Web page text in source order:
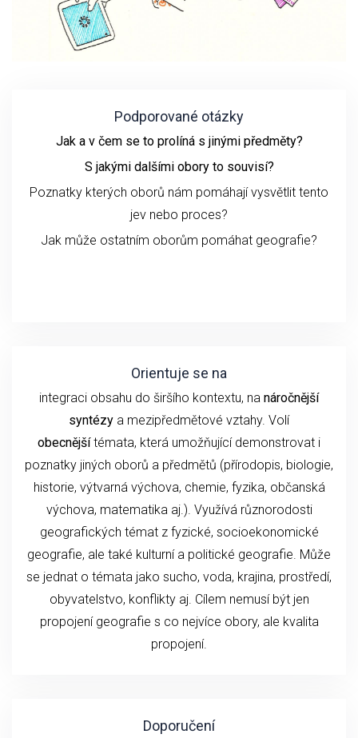
Podporované otázky
Jak a v čem se to prolíná s jinými předměty?
S jakými dalšími obory to souvisí?
Poznatky kterých oborů nám pomáhají vysvětlit tento
jev nebo proces?
Jak může ostatním oborům pomáhat geografie?
Orientuje se na
integraci obsahu do širšího kontextu, na náročnější
syntézy a mezipředmětové vztahy. Volí
obecnějšítémata, která umožňující demonstrovat i
poznatky jiných oborů a předmětů (přírodopis, biologie,
historie, výtvarná výchova, chemie, fyzika, občanská
výchova, matematika aj.). Využívá různorodosti
geografických témat z fyzické, socioekonomické
geografie, ale také kulturní a politické geografie. Může
se jednat o témata jako sucho, voda, krajina, prostředí,
obyvatelstvo, konflikty aj. Cílem nemusí být jen
propojení geografie s co nejvíce obory, ale kvalita
propojení.
Doporučení